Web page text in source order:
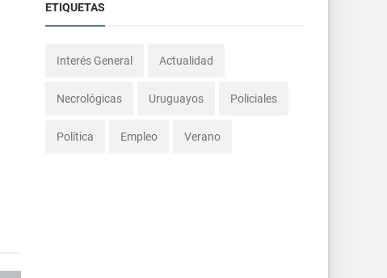
ETIQUETAS
Interés General Actualidad
Necrológicas Uruguayos Policiales
Política Empleo Verano